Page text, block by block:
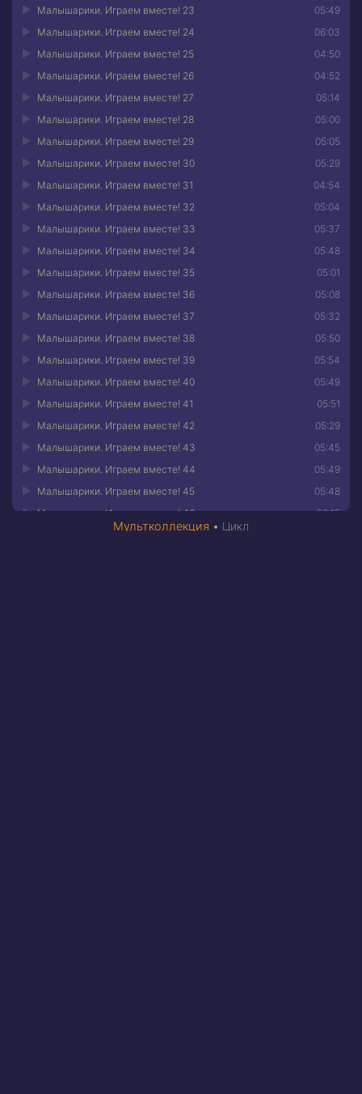
05:49
Малышарики. Играем вместе! 23
06:03
Малышарики. Играем вместе! 24
04:50
Малышарики. Играем вместе! 25
04:52
Малышарики. Играем вместе! 26
05:14
Малышарики. Играем вместе! 27
05:00
Малышарики. Играем вместе! 28
05:05
Малышарики. Играем вместе! 29
05:29
Малышарики. Играем вместе! 30
04:54
Малышарики. Играем вместе! 31
05:04
Малышарики. Играем вместе! 32
05:37
Малышарики. Играем вместе! 33
05:48
Малышарики. Играем вместе! 34
05:01
Малышарики. Играем вместе! 35
05:08
Малышарики. Играем вместе! 36
05:32
Малышарики. Играем вместе! 37
05:50
Малышарики. Играем вместе! 38
05:54
Малышарики. Играем вместе! 39
05:49
Малышарики. Играем вместе! 40
05:51
Малышарики. Играем вместе! 41
05:29
Малышарики. Играем вместе! 42
05:45
Малышарики. Играем вместе! 43
05:49
Малышарики. Играем вместе! 44
05:48
Малышарики. Играем вместе! 45
06:15
Малышарики. Играем вместе! 46
Малышарики. Играем вместе! 47
Мультколлекция • Цикл